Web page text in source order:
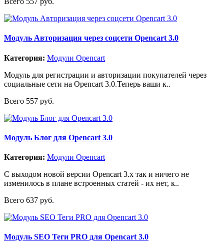
Модуль Авторизация через соцсети Opencart 3.0
Категория: Модули Opencart
Модуль для регистрации и авторизации покупателей через
социальные сети на Opencart 3.0.Теперь ваши к..
Всего 557 руб.
Модуль Блог для Opencart 3.0
Категория: Модули Opencart
С выходом новой версии Opencart 3.x так и ничего не
изменилось в плане встроенных статей - их нет, к..
Всего 637 руб.
Модуль SEO Теги PRO для Opencart 3.0